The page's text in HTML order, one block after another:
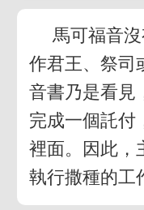
馬可福音
作君王、祭司
音書乃是看見
完成一個託付
裡面。因此，
執行撒種的工